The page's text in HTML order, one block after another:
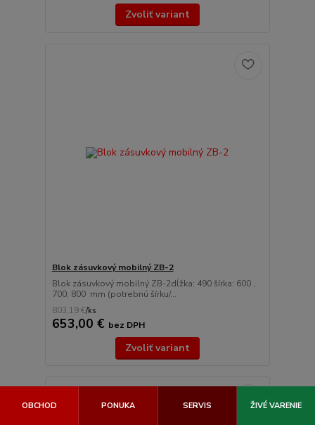
Zvoliť variant
Blok zásuvkový mobilný ZB-2
Blok zásuvkový mobilný ZB-2dĺžka: 490 šírka: 600 ,
700, 800 mm (potrebnú šírku/...
803,19 €/ks
653,00 € bez DPH
Zvoliť variant
OBCHOD PONUKA SERVIS ŽIVÉ VARENIE